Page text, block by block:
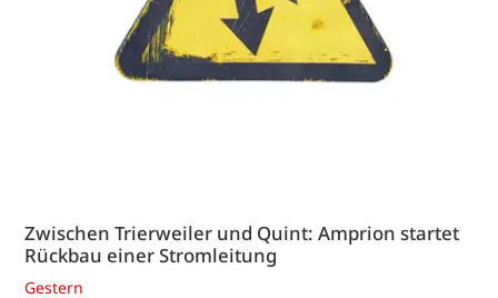
Zwischen Trierweiler und Quint: Amprion startet
Rückbau einer Stromleitung
Gestern